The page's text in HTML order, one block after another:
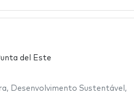
del Este
, Desenvolvimento Sustentável ,